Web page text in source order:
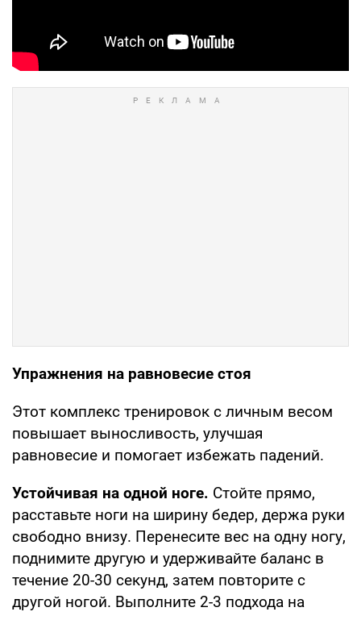
Упражнения на равновесие стоя
Этот комплекс тренировок с личным весом
повышает выносливость, улучшая
равновесие и помогает избежать падений.
Устойчивая на одной ноге. Стойте прямо,
расставьте ноги на ширину бедер, держа руки
свободно внизу. Перенесите вес на одну ногу,
поднимите другую и удерживайте баланс в
течение 20-30 секунд, затем повторите с
другой ногой. Выполните 2-3 подхода на